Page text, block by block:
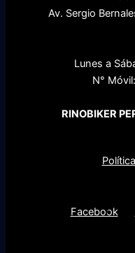
Av. Sergio
Lunes a
N°
RINOBIKER
Facebook